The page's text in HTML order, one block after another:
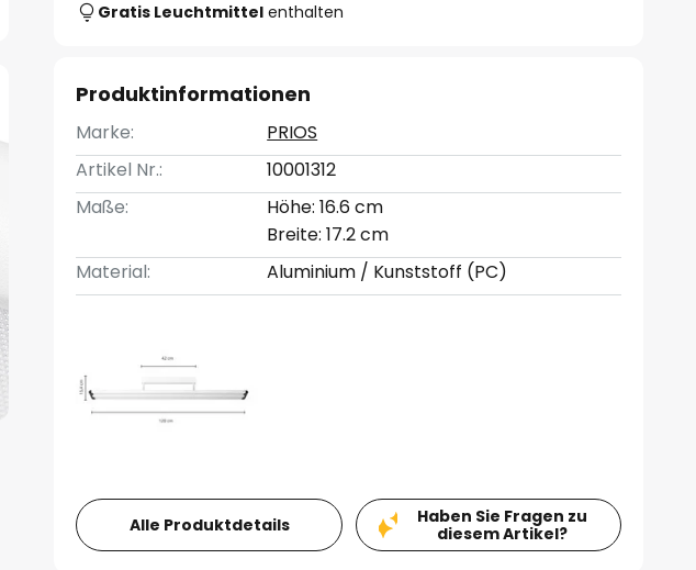
Gratis Leuchtmittel enthalten
Produktinformationen
Marke:
PRIOS
Artikel Nr.:
10001312
Maße:
Höhe: 16.6 cm
Breite: 17.2 cm
Material:
Aluminium / Kunststoff (PC)
Alle Produktdetails
Haben Sie Fragen zu
diesem Artikel?